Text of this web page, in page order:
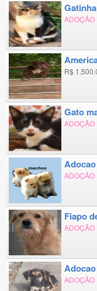
ADOÇÃO
R$
gato
ADOÇÃO
ADOÇÃO
fiapo
ADOÇÃO
ADOÇÃO